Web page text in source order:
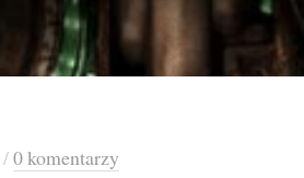
/0 komentarzy